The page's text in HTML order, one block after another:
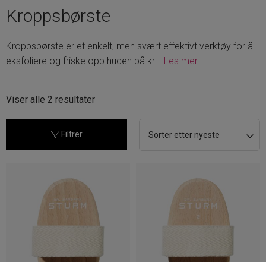
Kroppsbørste
Kroppsbørste er et enkelt, men svært effektivt verktøy for å
eksfoliere og friske opp huden på kr... Les mer
Viser alle 2 resultaterSortert
Filtrer